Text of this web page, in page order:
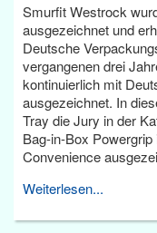
Smurfit Westrock
ausgezeichnet und
Deutsche
vergangenen drei
kontinuierlich mit
ausgezeichnet. In
Tray die Jury in der
Bag-in-Box
Convenience
Weiterlesen...